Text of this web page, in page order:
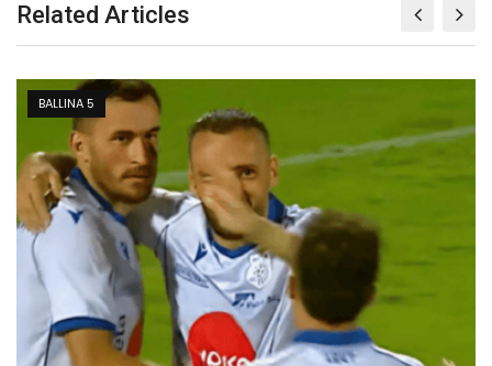
Related Articles
FUTBOLL